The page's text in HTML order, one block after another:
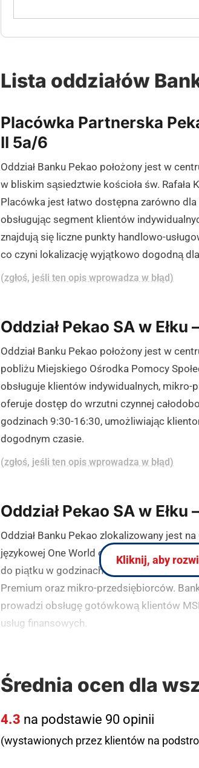
Lista oddziałów
Placówka Partnerska
II 5a/6
Oddział Banku Pekao położony jest w
w bliskim sąsiedztwie kościoła św.
Placówka jest łatwo dostępna zarówno
obsługując segment klientów
znajdują się liczne punkty handlowo-
co czyni lokalizację wyjątkowo dogodną
(zgłoś, jeśli ten opis wprowadza w błąd)
Oddział Pekao SA w Ełku
Oddział Banku Pekao położony jest w
pobliżu Miejskiego Ośrodka Pomocy
obsługuje klientów indywidualnych,
oferuje dostęp do wrzutni czynnej
godzinach 9:30-16:30, umożliwiając
dogodnym czasie.
(zgłoś, jeśli ten opis wprowadza w błąd)
Oddział Pekao SA w Ełku
Oddział Banku Pekao zlokalizowany jest
językowej One World oraz sklepu z
do piątku w godzinach 9:30-17:00,
Premium oraz mikro-przedsiębiorców.
prowadzi obsługę gotówkową klientów
usług finansowych.
Kliknij, aby
Średnia ocen dla
4.3 na podstawie 90 opinii
(wystawionych przez klientów na